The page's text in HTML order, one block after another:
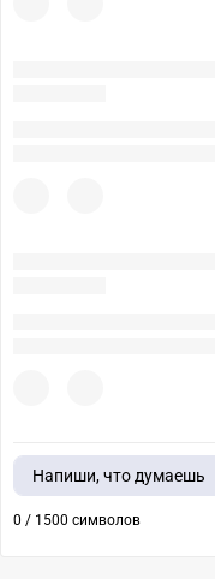
Напиши, что думаешь
0 / 1500 символов